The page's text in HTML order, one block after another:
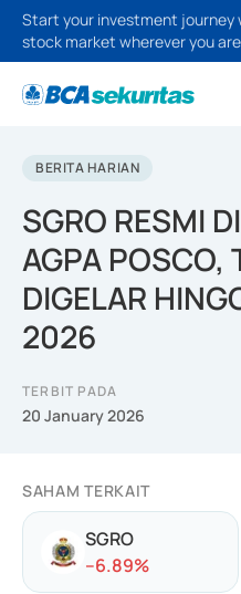
Start your investment journey
stock market wherever you
BERITA HARIAN
SGRO RESMI
AGPA POSCO,
DIGELAR
2026
TERBIT PADA
20 January 2026
SAHAM TERKAIT
SGRO
--6.89%